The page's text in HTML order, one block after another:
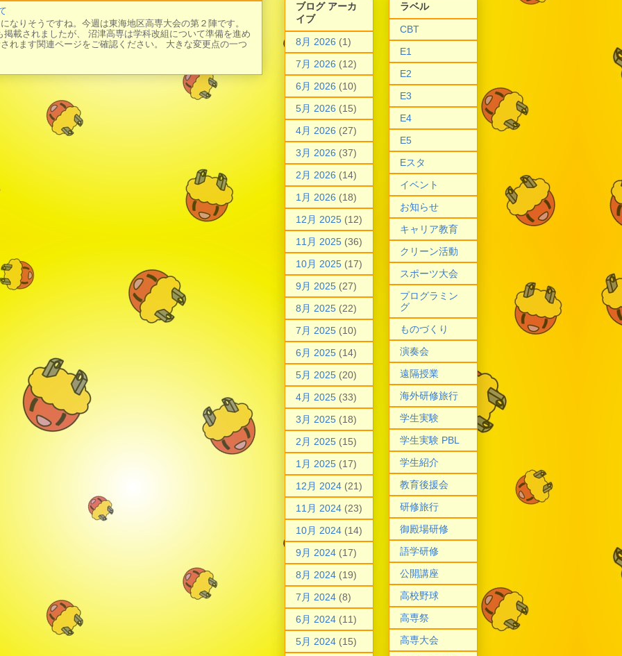
なりそうですね。今週は東海地区高専大会の第２陣です。
載されましたが、 沼津高専は学科改組について準備を進め
れます関連ページをご確認ください。 大きな変更点の一つ
ブログ アーカ
イブ
8月 2026 (1)
7月 2026 (12)
6月 2026 (10)
5月 2026 (15)
4月 2026 (27)
3月 2026 (37)
2月 2026 (14)
1月 2026 (18)
12月 2025 (12)
11月 2025 (36)
10月 2025 (17)
9月 2025 (27)
8月 2025 (22)
7月 2025 (10)
6月 2025 (14)
5月 2025 (20)
4月 2025 (33)
3月 2025 (18)
2月 2025 (15)
1月 2025 (17)
12月 2024 (21)
11月 2024 (23)
10月 2024 (14)
9月 2024 (17)
8月 2024 (19)
7月 2024 (8)
6月 2024 (11)
5月 2024 (15)
ラベル
CBT
E1
E2
E3
E4
E5
Eスタ
イベント
お知らせ
キャリア教育
クリーン活動
スポーツ大会
プログラミン
グ
ものづくり
演奏会
遠隔授業
海外研修旅行
学生実験
学生実験 PBL
学生紹介
教育後援会
研修旅行
御殿場研修
語学研修
公開講座
高校野球
高専祭
高専大会